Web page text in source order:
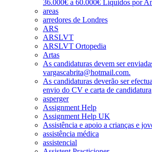
36.000€ a 60.000€ Líquidos por
areas
arredores de Londres
ARS
ARSLVT
ARSLVT Ortopedia
Artas
As candidaturas devem ser
vargascabrita@hotmail.com.
As candidaturas deverão ser
envio do CV e carta de candidatura
asperger
Assignment Help
Assignment Help UK
Assistência e apoio a crianças e
assistência médica
assistencial